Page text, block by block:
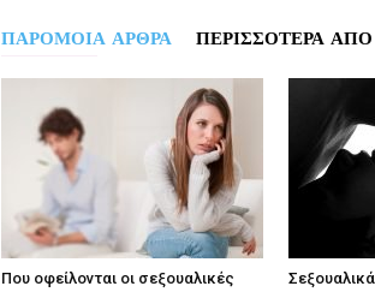
ΠΑΡΟΜΟΙΑ ΑΡΘΡΑ ΠΕΡΙΣΣΟΤΕΡΑ
Που οφείλονται οι σεξουαλικές